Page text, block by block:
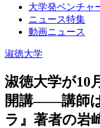
大学発ベンチャ
ニュース特集
動画ニュース
淑徳大学
淑徳大学が10
開講――講師
ラ』著者の岩